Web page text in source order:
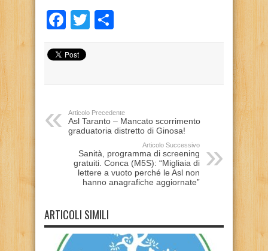
Facebook
Twitter
Articolo Precedente
Asl Taranto – Mancato scorrimento
graduatoria distretto di Ginosa!
Articolo Successivo
Sanità, programma di screening
gratuiti. Conca (M5S): “Migliaia di
lettere a vuoto perché le Asl non
hanno anagrafiche aggiornate”
ARTICOLI SIMILI